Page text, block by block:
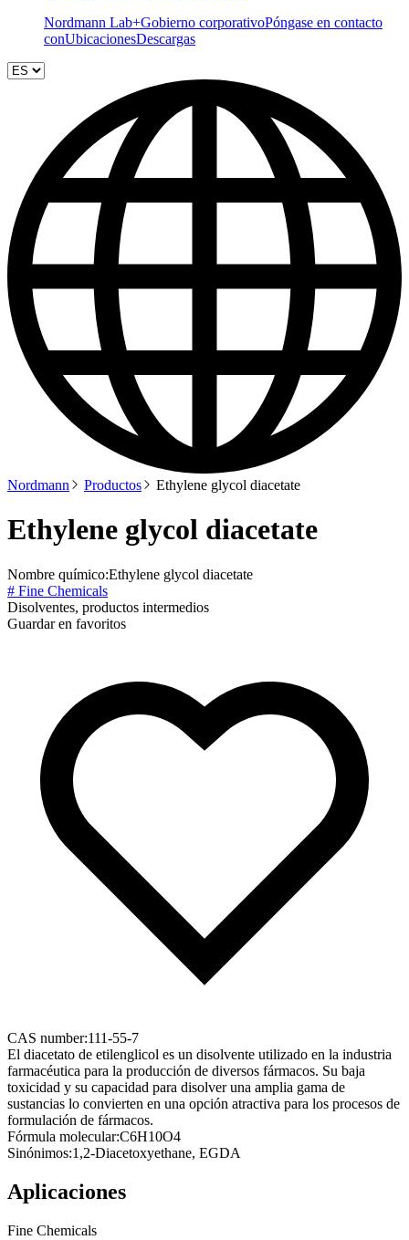
Nordmann Lab+Gobierno corporativoPóngase en contacto
conUbicacionesDescargas
Nordmann Productos Ethylene glycol diacetate
Ethylene glycol diacetate
Nombre químico:Ethylene glycol diacetate
# Fine Chemicals
Disolventes, productos intermedios
Guardar en favoritos
CAS number:111-55-7
El diacetato de etilenglicol es un disolvente utilizado en la industria
farmacéutica para la producción de diversos fármacos. Su baja
toxicidad y su capacidad para disolver una amplia gama de
sustancias lo convierten en una opción atractiva para los procesos de
formulación de fármacos.
Fórmula molecular:C6H10O4
Sinónimos:1,2-Diacetoxyethane, EGDA
Aplicaciones
Fine Chemicals